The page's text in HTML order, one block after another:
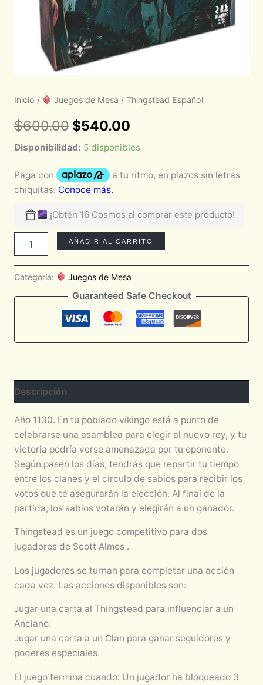
Inicio / Juegos de Mesa / Thingstead Español
$600.00 $540.00
Disponibilidad: 5 disponibles
¡Obtén 16 Cosmos al comprar este producto!
AÑADIR AL CARRITO
Categoría: Juegos de Mesa
Guaranteed Safe Checkout
Descripción
Año 1130. En tu poblado vikingo está a punto de
celebrarse una asamblea para elegir al nuevo rey, y tu
victoria podría verse amenazada por tu oponente.
Según pasen los días, tendrás que repartir tu tiempo
entre los clanes y el círculo de sabios para recibir los
votos que te asegurarán la elección. Al final de la
partida, los sabios votarán y elegirán a un ganador.
Thingstead es un juego competitivo para dos
jugadores de Scott Almes .
Los jugadores se turnan para completar una acción
cada vez. Las acciones disponibles son:
Jugar una carta al Thingstead para influenciar a un
Anciano.
Jugar una carta a un Clan para ganar seguidores y
poderes especiales.
El juego termina cuando: Un jugador ha bloqueado 3